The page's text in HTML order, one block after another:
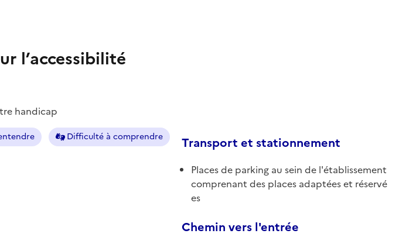
l’accessibilité
handicap
Difficulté à comprendre Transport et stationnement
Places de parking au sein de l'établissement
comprenant des places adaptées et réservé
es
Chemin vers l'entrée